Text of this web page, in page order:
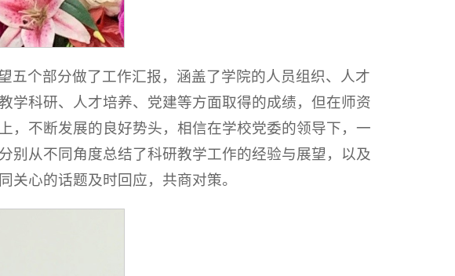
五个部分做了工作汇报，涵盖了学院的人员组织、人才
学科研、人才培养、党建等方面取得的成绩，但在师资
，不断发展的良好势头，相信在学校党委的领导下，一
别从不同角度总结了科研教学工作的经验与展望，以及
心的话题及时回应，共商对策。